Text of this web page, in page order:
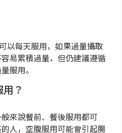
以每天服用，如果過量攝取
易累積過量，但仍建議遵循
服用。
？
來說餐前、餐後服用都可
人，空腹服用可能會引起腸